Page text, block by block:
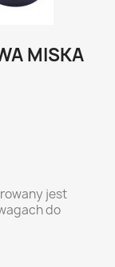
MISKA
jest
do